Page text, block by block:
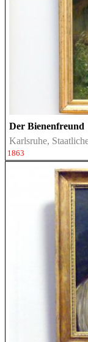
Der Bienenfreund
Karlsruhe,
1863